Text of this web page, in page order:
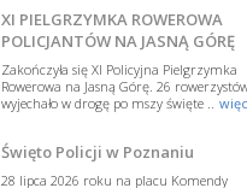
zmiany przepisów regulujących
podejmowanie przez policjantów
dodatkowej pracy zarobkowe ..
więcej
Krok 1. Umorzenie. Krok 2.
z hejtem
Postępowanie dotyczące interwencji
Policji w miejscu zamieszkania red.
Tomasza Sakiewicza zostało
XI PIELGRZYMKA ROWEROWA
POLICJANTÓW NA JASNĄ GÓRĘ
Zakończyła się XI Policyjna Pielgrzymka
Rowerowa na Jasną Górę. 26
wyjechało w drogę po mszy święte ..
Święto Policji w Poznaniu
28 lipca 2026 roku na placu Komendy